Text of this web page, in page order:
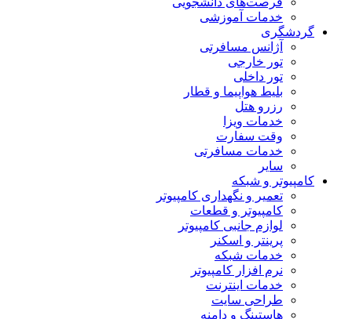
خدمات آموزشی
گردشگری
آژانس مسافرتی
تور خارجی
تور داخلی
بلیط هواپیما و قطار
رزرو هتل
خدمات ویزا
وقت سفارت
خدمات مسافرتی
سایر
کامپیوتر و شبکه
تعمیر و نگهداری کامپیوتر
کامپیوتر و قطعات
لوازم جانبی کامپیوتر
پرینتر و اسکنر
خدمات شبکه
نرم افزار کامپیوتر
خدمات اینترنت
طراحی سایت
هاستینگ و دامنه